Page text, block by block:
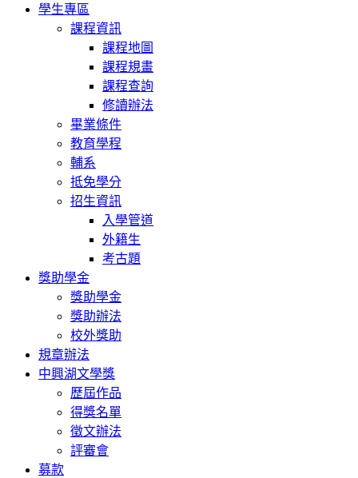
學生專區
課程資訊
課程地圖
課程規畫
課程查詢
修讀辦法
畢業條件
教育學程
輔系
抵免學分
招生資訊
入學管道
外籍生
考古題
獎助學金
獎助學金
獎助辦法
校外獎助
規章辦法
中興湖文學獎
歷屆作品
得獎名單
徵文辦法
評審會
募款